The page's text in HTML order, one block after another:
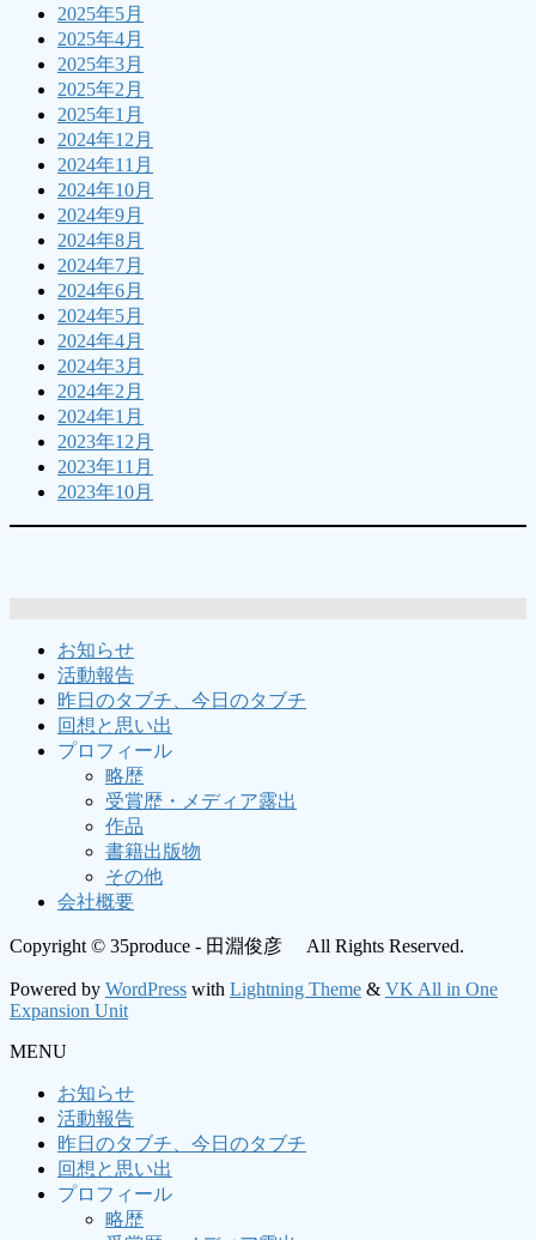
2025年5月
2025年4月
2025年3月
2025年2月
2025年1月
2024年12月
2024年11月
2024年10月
2024年9月
2024年8月
2024年7月
2024年6月
2024年5月
2024年4月
2024年3月
2024年2月
2024年1月
2023年12月
2023年11月
2023年10月
お知らせ
活動報告
昨日のタブチ、今日のタブチ
回想と思い出
プロフィール
略歴
受賞歴・メディア露出
作品
書籍出版物
その他
会社概要
Copyright © 35produce - 田淵俊彦 All Rights Reserved.
Powered by WordPress with Lightning Theme & VK All in One
Expansion Unit
MENU
お知らせ
活動報告
昨日のタブチ、今日のタブチ
回想と思い出
プロフィール
略歴